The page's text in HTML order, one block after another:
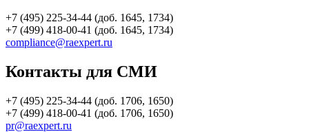
+7 (495) 225-34-44 (доб. 1645, 1734)
+7 (499) 418-00-41 (доб. 1645, 1734)
compliance@raexpert.ru
Контакты для СМИ
+7 (495) 225-34-44 (доб. 1706, 1650)
+7 (499) 418-00-41 (доб. 1706, 1650)
pr@raexpert.ru